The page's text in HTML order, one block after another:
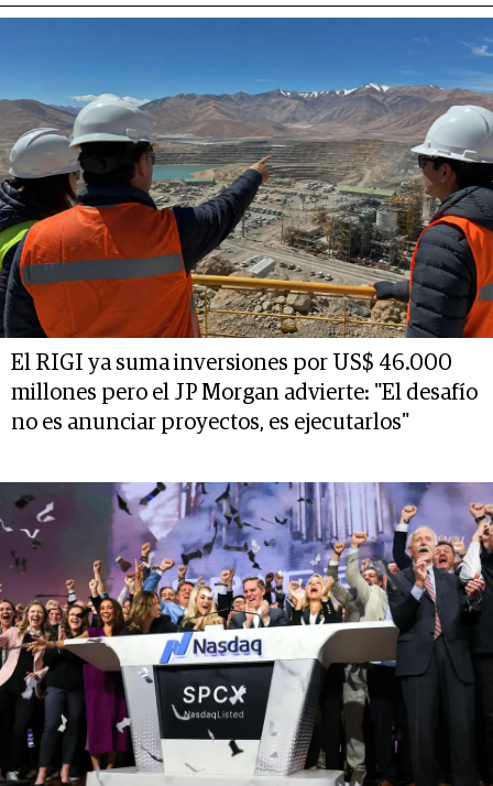
El RIGI ya suma inversiones por US$ 46.000
millones pero el JP Morgan advierte: "El desafío
no es anunciar proyectos, es ejecutarlos"